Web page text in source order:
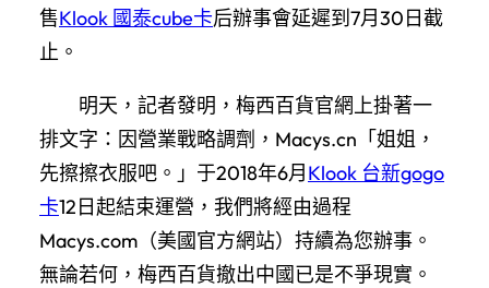
售Klook 國泰cube卡后辦事會延遲到7月30日截
止。
明天，記者發明，梅西百貨官網上掛著一
排文字：因營業戰略調劑，Macys.cn「姐姐，
先擦擦衣服吧。」于2018年6月 Klook 台新gogo
卡12日起結束運營，我們將經由過程
Macys.com（美國官方網站）持續為您辦事。
無論若何，梅西百貨撤出中國已是不爭現實。